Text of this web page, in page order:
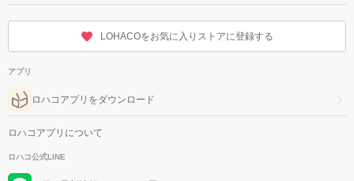
LOHACOをお気に入りストアに登録する
アプリ
ロハコアプリをダウンロード
ロハコアプリについて
ロハコ公式LINE